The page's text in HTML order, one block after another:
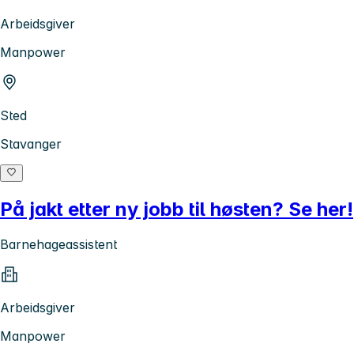
Arbeidsgiver
Manpower
Sted
Stavanger
På jakt etter ny jobb til høsten? Se her!
Barnehageassistent
Arbeidsgiver
Manpower